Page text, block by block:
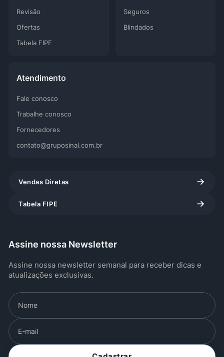
Atendimento
Fale conosco
Trabalhe conosco
Fornecedores
contato@gruposinal.com.br
Seguros
Blindados
Revisão
Ofertas
Tabela FIPE
Vendas Diretas
Tabela FIPE
Assine nossa Newsletter
Assine nossa newsletter semanal para receber dicas e
atualizações exclusivas.